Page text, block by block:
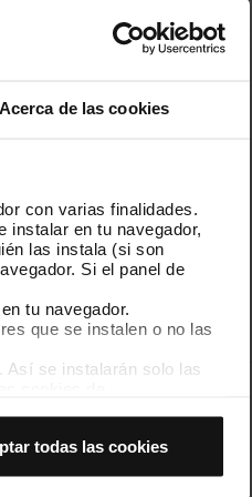
Acerca de las cookies
con varias finalidades.
instalar en tu navegador,
las instala (si son
Si el panel de
tu navegador.
que se instalen o no las
Así se instalarán solo las
las aceptas, no puedes
todas las cookies